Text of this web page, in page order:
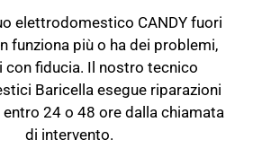
elettrodomestico CANDY fuori
funziona più o ha dei problemi,
con fiducia. Il nostro tecnico
Baricella esegue riparazioni
24 o 48 ore dalla chiamata
di intervento.